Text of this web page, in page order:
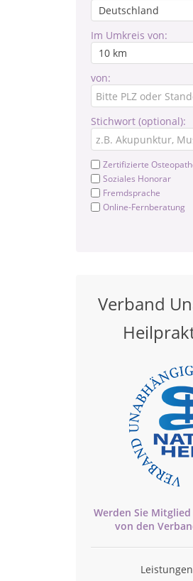
Im Umkreis von:
von:
Stichwort (optional):
Zertifizierte
Soziales Honorar
Fremdsprache
Online-Fernberatung
Verband
Werden Sie
von den